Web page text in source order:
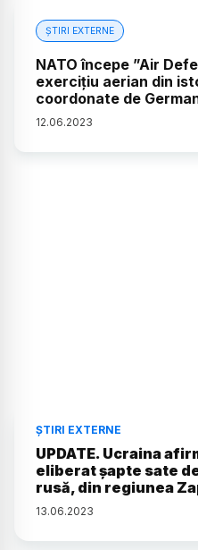
ȘTIRI EXTERNE
NATO începe ”Air
exercițiu aerian din
coordonate de
12.06.2023
ȘTIRI EXTERNE
UPDATE. Ucraina
eliberat şapte sate
rusă, din regiunea
13.06.2023